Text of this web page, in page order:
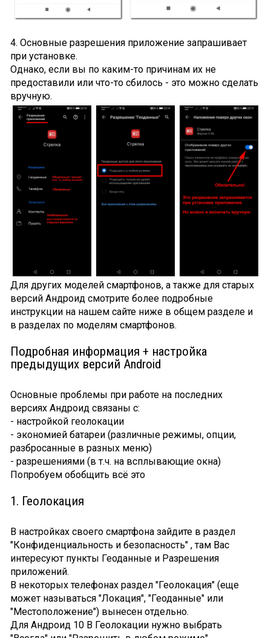
4. Основные разрешения приложение запрашивает
при установке.
Однако, если вы по каким-то причинам их не
предоставили или что-то сбилось - это можно сделать
вручную.
Для других моделей смартфонов, а также для старых
версий Андроид смотрите более подробные
инструкции на нашем сайте ниже в общем разделе и
в разделах по моделям смартфонов.
Подробная информация + настройка
предыдущих версий Android
Основные проблемы при работе на последних
версиях Андроид связаны с:
- настройкой геолокации
- экономией батареи (различные режимы, опции,
разбросанные в разных меню)
- разрешениями (в т.ч. на всплывающие окна)
Попробуем обобщить всё это
1. Геолокация
В настройках своего смартфона зайдите в раздел
"Конфиденциальность и безопасность" , там Вас
интересуют пункты Геоданные и Разрешения
приложений.
В некоторых телефонах раздел "Геолокация" (еще
может называться "Локация", "Геоданные" или
"Местоположение") вынесен отдельно.
Для Андроид 10 В Геолокации нужно выбрать